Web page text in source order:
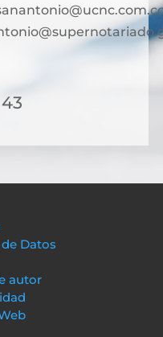
Datos
autor